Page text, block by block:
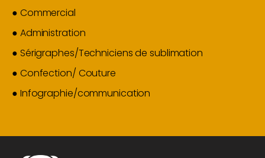
● Commercial
● Administration
● Sérigraphes/Techniciens de sublimation
● Confection/ Couture
● Infographie/communication